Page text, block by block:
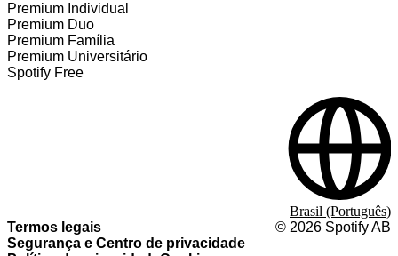
Premium Individual
Premium Duo
Premium Família
Premium Universitário
Spotify Free
Termos legais
Segurança e Centro de privacidade
© 2026 Spotify AB
Brasil (Português)